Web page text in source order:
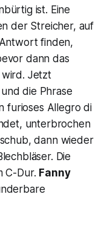
ist. Eine
der Streicher, auf
finden,
dann das
wird. Jetzt
die Phrase
furioses Allegro di
unterbrochen
dann wieder
Die
C-Dur. Fanny